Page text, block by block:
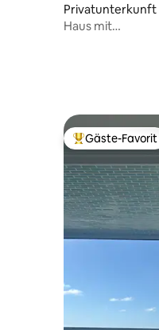
Privatunterkunft
Haus mit
Beliebter
Gäste-Favorit